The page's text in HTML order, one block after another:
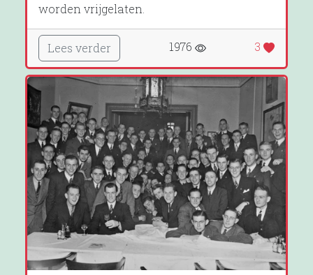
worden vrijgelaten.
Lees verder 1976 3